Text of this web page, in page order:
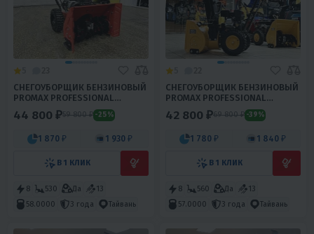
СНЕГОУБОРЩИК БЕНЗИНОВЫЙ
PROMAX PROFESSIONAL
44 800 ₽59 800 ₽ -25%
1 870 ₽ 1 930 ₽
В 1 КЛИК
8 530 Да
13
58.0000
3 года Тайвань
СНЕГОУБОРЩИК БЕНЗИНОВЫЙ
PROMAX PROFESSIONAL
42 800 ₽69 800 ₽ -39%
1 780 ₽ 1 840 ₽
В 1 КЛИК
8 560 Да
13
57.0000
3 года Тайвань